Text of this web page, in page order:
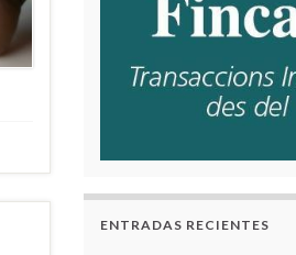
ENTRADAS RECIENTES